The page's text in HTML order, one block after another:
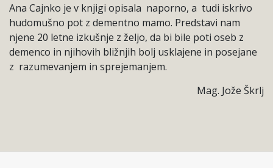
Ana Cajnko je v knjigi opisala naporno, a tudi iskrivo
hudomušno pot z dementno mamo. Predstavi nam
njene 20 letne izkušnje z željo, da bi bile poti oseb z
demenco in njihovih bližnjih bolj usklajene in posejane
z razumevanjem in sprejemanjem.
Mag. Jože Škrlj